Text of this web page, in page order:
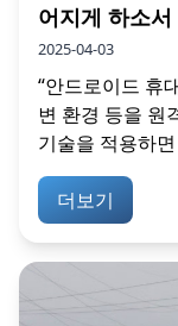
어지게 하소서
2025-04-03
“안드로이드 휴
변 환경 등을 원
기술을 적용하
더보기